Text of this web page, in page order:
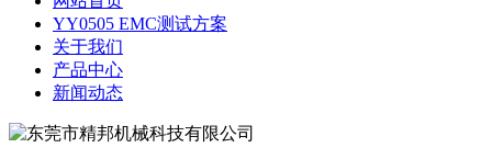
YY0505 EMC测试方案
关于我们
产品中心
新闻动态